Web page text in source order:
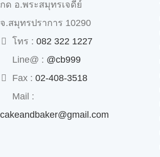
กด อ.พระสมุทรเจดีย์
จ.สมุทรปราการ 10290
โทร : 082 322 1227
Line@ : @cb999
Fax : 02-408-3518
Mail :
cakeandbaker@gmail.com